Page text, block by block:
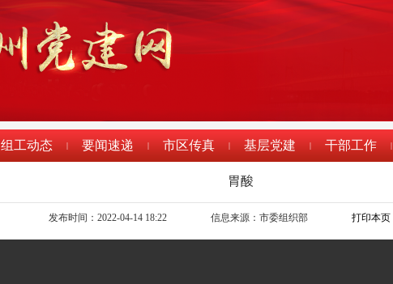
组工动态 | 要闻速递 | 市区传真 | 基层党建 | 干部工作 |
胃酸
发布时间：2022-04-14 18:22 信息来源：市委组织部 打印本页